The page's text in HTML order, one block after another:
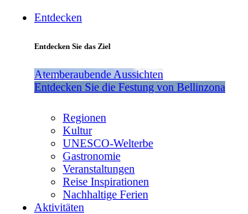
Entdecken
Entdecken Sie das Ziel
Atemberaubende Aussichten
Entdecken Sie die Festung von Bellinzona
Regionen
Kultur
UNESCO-Welterbe
Gastronomie
Veranstaltungen
Reise Inspirationen
Nachhaltige Ferien
Aktivitäten